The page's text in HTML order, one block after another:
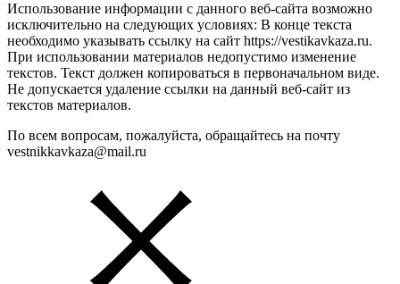
Использование информации с данного веб-сайта возможно
исключительно на следующих условиях: В конце текста
необходимо указывать ссылку на сайт https://vestikavkaza.ru.
При использовании материалов недопустимо изменение
текстов. Текст должен копироваться в первоначальном виде.
Не допускается удаление ссылки на данный веб-сайт из
текстов материалов.
По всем вопросам, пожалуйста, обращайтесь на почту
vestnikkavkaza@mail.ru